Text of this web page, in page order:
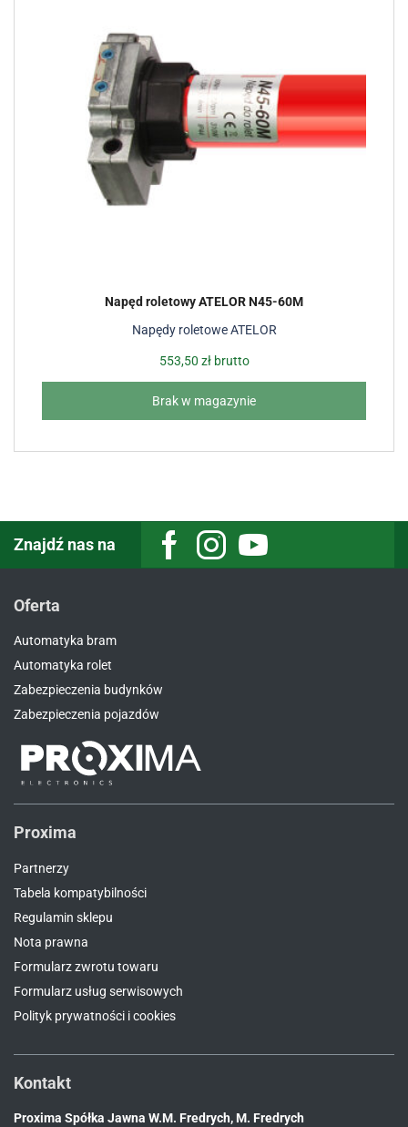
Napędy roletowe ATELOR
Napęd roletowy ATELOR N45-60M
553,50 złbrutto
Brak w magazynie
Znajdź nas na FacebookInstagramYoutube
Oferta
Automatyka bram
Automatyka rolet
Zabezpieczenia budynków
Zabezpieczenia pojazdów
Proxima
Partnerzy
Tabela kompatybilności
Regulamin sklepu
Nota prawna
Formularz zwrotu towaru
Formularz usług serwisowych
Polityk prywatności i cookies
Kontakt
Proxima Spółka Jawna W.M. Fredrych, M. Fredrych